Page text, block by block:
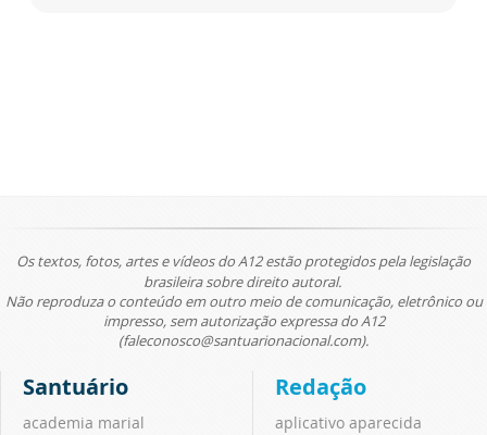
Os textos, fotos, artes e vídeos do A12 estão protegidos pela legislação
brasileira sobre direito autoral.
Não reproduza o conteúdo em outro meio de comunicação, eletrônico ou
impresso, sem autorização expressa do A12
(faleconosco@santuarionacional.com).
Santuário
academia marial
Redação
aplicativo aparecida